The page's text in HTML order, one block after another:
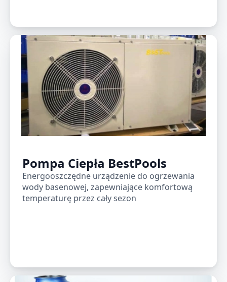
Pompa Ciepła BestPools
Energooszczędne urządzenie do ogrzewania
wody basenowej, zapewniające komfortową
temperaturę przez cały sezon